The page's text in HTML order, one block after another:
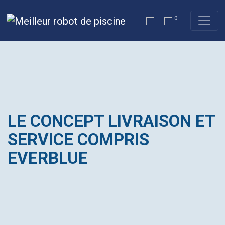
0
LE CONCEPT LIVRAISON ET
SERVICE COMPRIS
EVERBLUE